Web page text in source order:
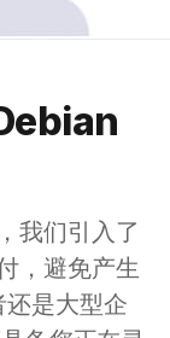
我们引入了
，避免产生
是大型企